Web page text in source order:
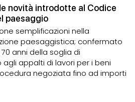
novità introdotte al Codice
paesaggio
semplificazioni nella
paesaggistica; confermato
anni della soglia di
appalti di lavori per i beni
negoziata fino ad importi